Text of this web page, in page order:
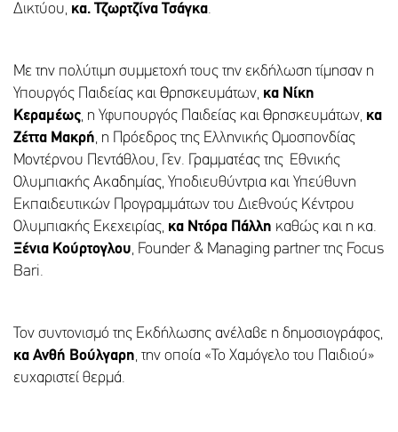
Δικτύου, κα. Τζωρτζίνα Τσάγκα.
Με την πολύτιμη συμμετοχή τους την εκδήλωση τίμησαν η
Υπουργός Παιδείας και Θρησκευμάτων, κα Νίκη
Κεραμέως, η Υφυπουργός Παιδείας και Θρησκευμάτων, κα
Ζέττα Μακρή, η Πρόεδρος της Ελληνικής Ομοσπονδίας
Μοντέρνου Πεντάθλου, Γεν. Γραμματέας της Εθνικής
Ολυμπιακής Ακαδημίας, Υποδιευθύντρια και Υπεύθυνη
Εκπαιδευτικών Προγραμμάτων του Διεθνούς Κέντρου
Ολυμπιακής Εκεχειρίας, κα Ντόρα Πάλλη καθώς και η κα.
Ξένια Κούρτογλου, Founder & Managing partner της Focus
Bari.
Τον συντονισμό της Εκδήλωσης ανέλαβε η δημοσιογράφος,
κα Ανθή Βούλγαρη, την οποία «Το Χαμόγελο του Παιδιού»
ευχαριστεί θερμά.